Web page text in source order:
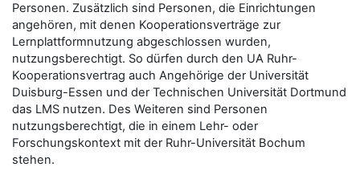
Personen. Zusätzlich sind Personen, die Einrichtungen
angehören, mit denen Kooperationsverträge zur
Lernplattformnutzung abgeschlossen wurden,
nutzungsberechtigt. So dürfen durch den UA Ruhr-
Kooperationsvertrag auch Angehörige der Universität
Duisburg-Essen und der Technischen Universität Dortmund
das LMS nutzen. Des Weiteren sind Personen
nutzungsberechtigt, die in einem Lehr- oder
Forschungskontext mit der Ruhr-Universität Bochum
stehen.